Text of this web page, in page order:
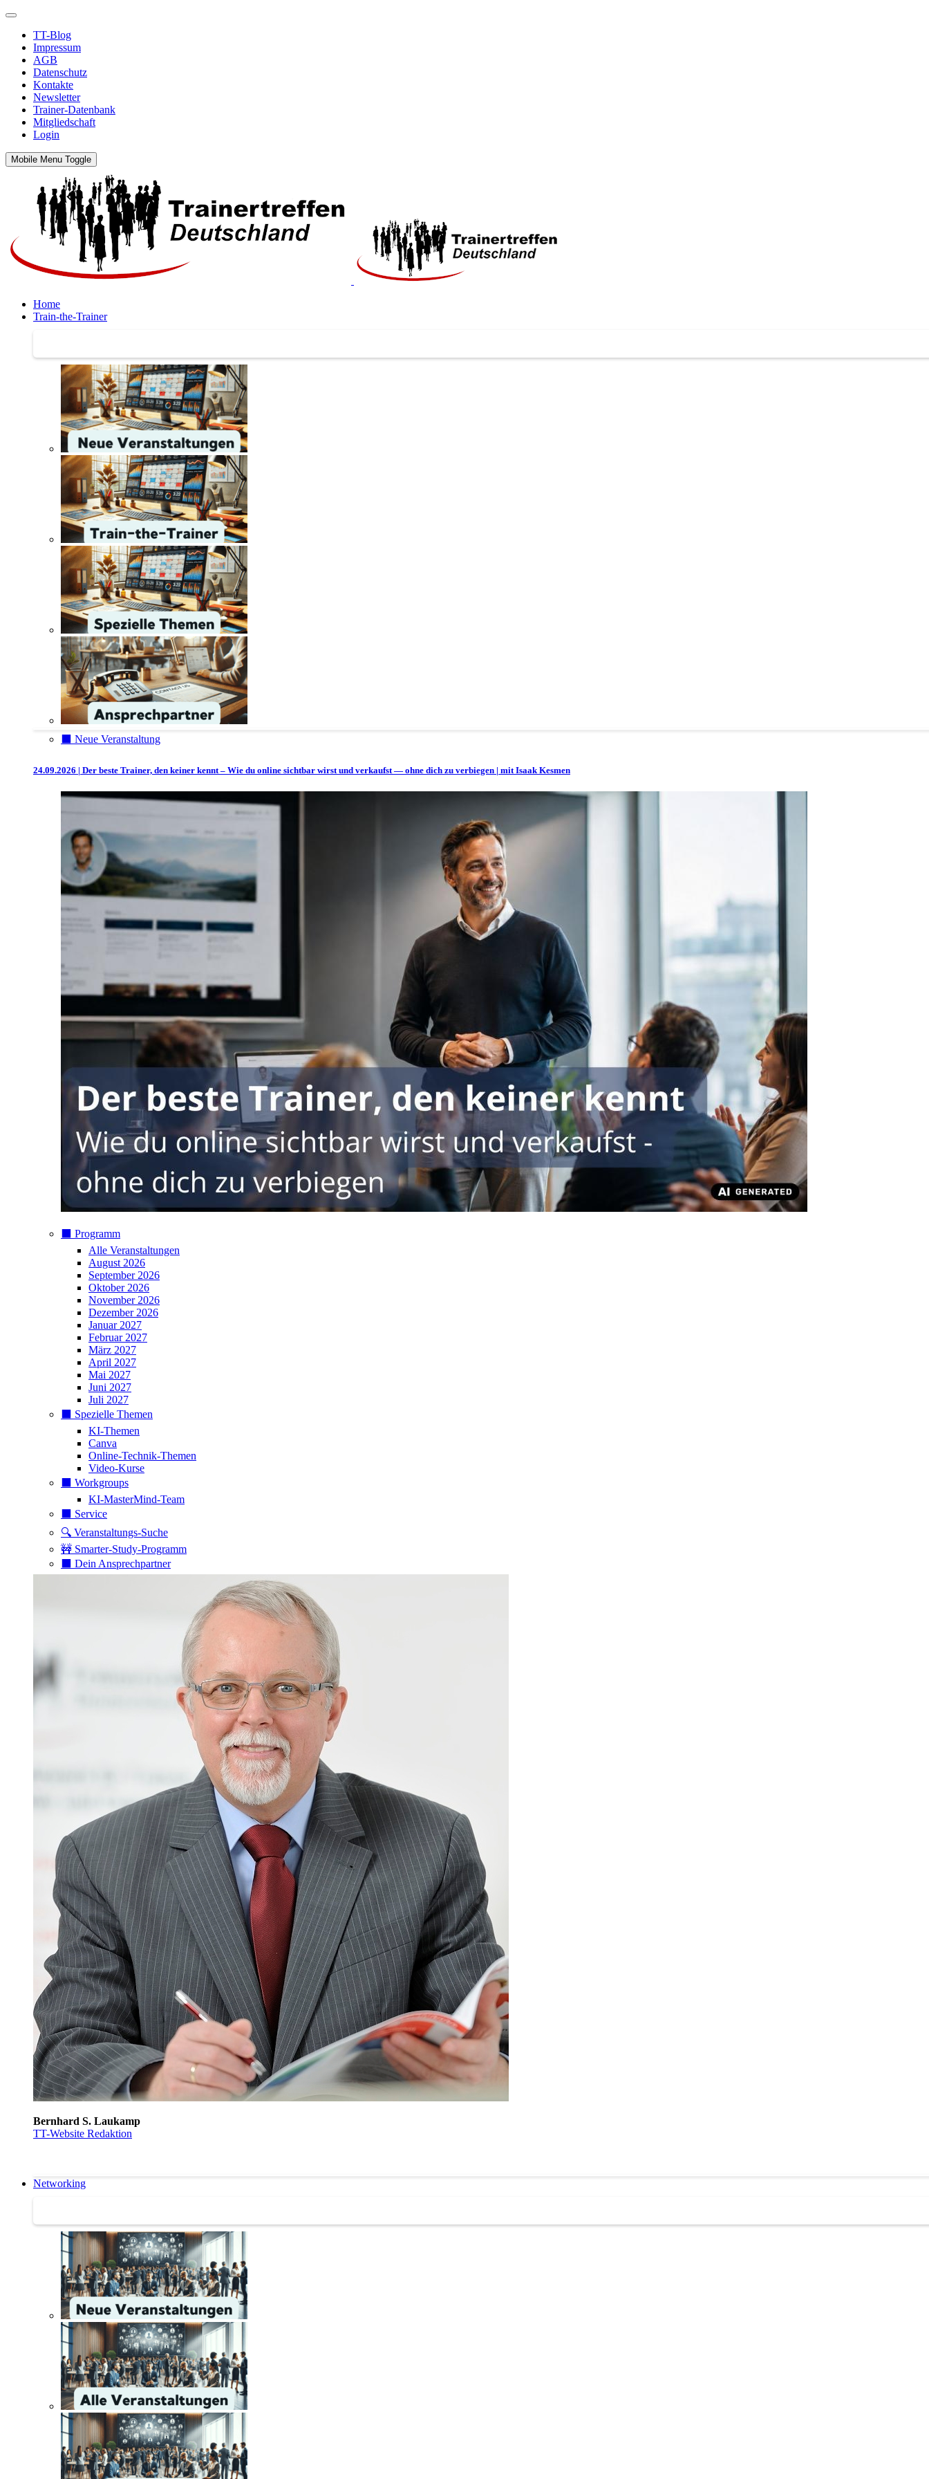
TT-Blog
Impressum
AGB
Datenschutz
Kontakte
Newsletter
Trainer-Datenbank
Mitgliedschaft
Login
Mobile Menu Toggle
Home
Train-the-Trainer
⬛️ Neue Veranstaltung
24.09.2026 | Der beste Trainer, den keiner kennt – Wie du online sichtbar wirst und verkaufst — ohne dich zu verbiegen | mit Isaak Kesmen
⬛️ Programm
Alle Veranstaltungen
August 2026
September 2026
Oktober 2026
November 2026
Dezember 2026
Januar 2027
Februar 2027
März 2027
April 2027
Mai 2027
Juni 2027
Juli 2027
⬛️ Spezielle Themen
KI-Themen
Canva
Online-Technik-Themen
Video-Kurse
⬛️ Workgroups
KI-MasterMind-Team
⬛️ Service
🔍 Veranstaltungs-Suche
🚧 Smarter-Study-Programm
⬛️ Dein Ansprechpartner
Bernhard S. Laukamp
TT-Website Redaktion
Networking